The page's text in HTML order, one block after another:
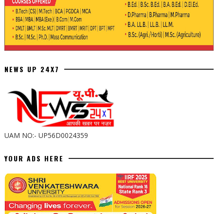
NEWS UP 24X7
UAM NO:- UP56D0024359
YOUR ADS HERE